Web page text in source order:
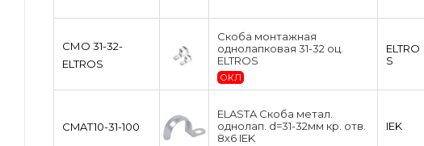
СМО 31-32-
ELTROS
Скоба монтажная
однолапковая 31-32 оц.
ELTROS
ОКЛ
ELTRO
S
CMAT10-31-100
ELASTA Скоба метал.
однолап. d=31-32мм кр. отв.
8х6 IEK
IEK